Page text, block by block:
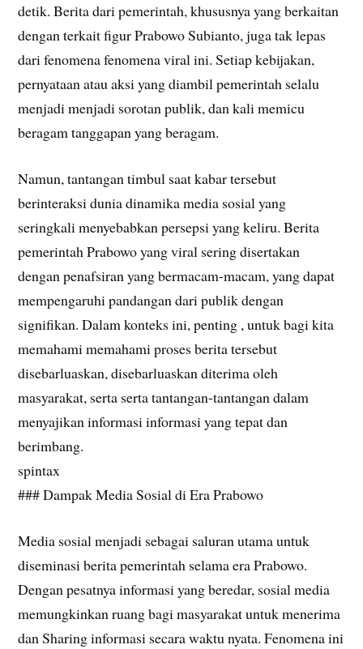
detik. Berita dari pemerintah, khususnya yang berkaitan
dengan terkait figur Prabowo Subianto, juga tak lepas
dari fenomena fenomena viral ini. Setiap kebijakan,
pernyataan atau aksi yang diambil pemerintah selalu
menjadi menjadi sorotan publik, dan kali memicu
beragam tanggapan yang beragam.
Namun, tantangan timbul saat kabar tersebut
berinteraksi dunia dinamika media sosial yang
seringkali menyebabkan persepsi yang keliru. Berita
pemerintah Prabowo yang viral sering disertakan
dengan penafsiran yang bermacam-macam, yang dapat
mempengaruhi pandangan dari publik dengan
signifikan. Dalam konteks ini, penting , untuk bagi kita
memahami memahami proses berita tersebut
disebarluaskan, disebarluaskan diterima oleh
masyarakat, serta serta tantangan-tantangan dalam
menyajikan informasi informasi yang tepat dan
berimbang.
spintax
### Dampak Media Sosial di Era Prabowo
Media sosial menjadi sebagai saluran utama untuk
diseminasi berita pemerintah selama era Prabowo.
Dengan pesatnya informasi yang beredar, sosial media
memungkinkan ruang bagi masyarakat untuk menerima
dan Sharing informasi secara waktu nyata. Fenomena ini